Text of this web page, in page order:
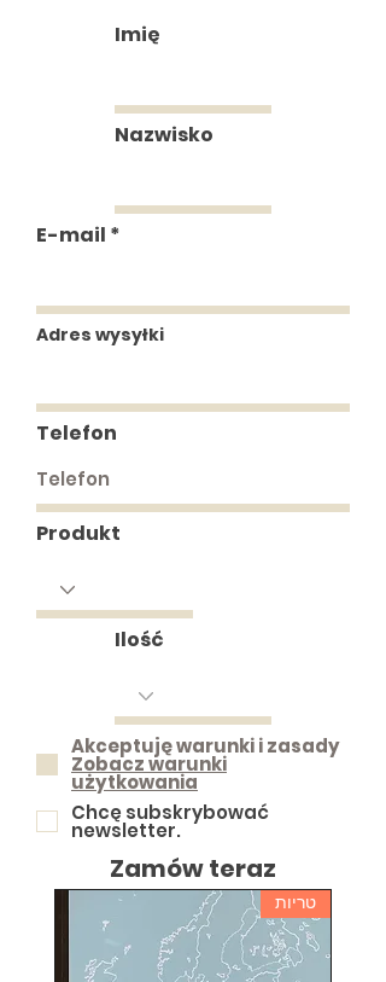
Imię
Nazwisko
E-mail
Adres wysyłki
Telefon
Produkt
Ilość
Akceptuję warunki i zasady
Zobacz warunki
użytkowania
Chcę subskrybować
newsletter.
Zamów teraz
טריות